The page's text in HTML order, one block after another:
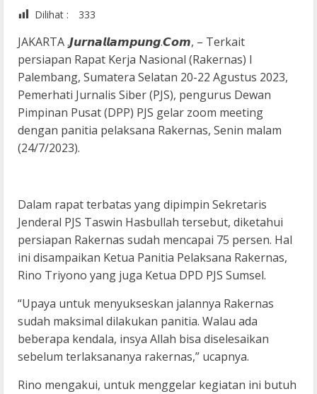
Dilihat :
333
JAKARTA .𝙅𝙪𝙧𝙣𝙖𝙡𝙡𝙖𝙢𝙥𝙪𝙣𝙜.𝘾𝙤𝙢, – Terkait
persiapan Rapat Kerja Nasional (Rakernas) I
Palembang, Sumatera Selatan 20-22 Agustus 2023,
Pemerhati Jurnalis Siber (PJS), pengurus Dewan
Pimpinan Pusat (DPP) PJS gelar zoom meeting
dengan panitia pelaksana Rakernas, Senin malam
(24/7/2023).
Dalam rapat terbatas yang dipimpin Sekretaris
Jenderal PJS Taswin Hasbullah tersebut, diketahui
persiapan Rakernas sudah mencapai 75 persen. Hal
ini disampaikan Ketua Panitia Pelaksana Rakernas,
Rino Triyono yang juga Ketua DPD PJS Sumsel.
“Upaya untuk menyukseskan jalannya Rakernas
sudah maksimal dilakukan panitia. Walau ada
beberapa kendala, insya Allah bisa diselesaikan
sebelum terlaksananya rakernas,” ucapnya.
Rino mengakui, untuk menggelar kegiatan ini butuh